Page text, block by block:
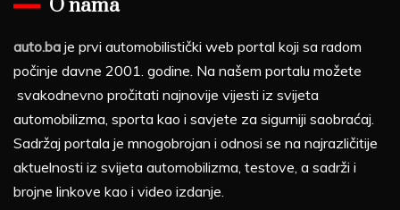
O nama
auto.ba je prvi automobilistički web portal koji sa radom
počinje davne 2001. godine. Na našem portalu možete
svakodnevno pročitati najnovije vijesti iz svijeta
automobilizma, sporta kao i savjete za sigurniji saobraćaj.
Sadržaj portala je mnogobrojan i odnosi se na najrazličitije
aktuelnosti iz svijeta automobilizma, testove, a sadrži i
brojne linkove kao i video izdanje.